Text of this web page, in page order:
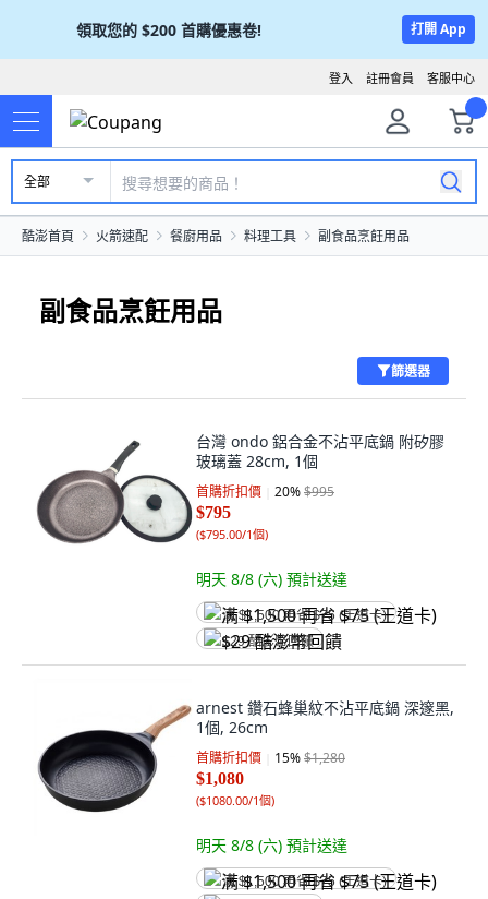
領取您的 $200 首購優惠卷! 打開 App
客服中心
註冊會員
登入
全部
酷澎首頁 火箭速配 餐廚用品 料理工具 副食品烹飪用品
副食品烹飪用品
篩選器
台灣 ondo 鋁合金不沾平底鍋 附矽膠
玻璃蓋 28cm, 1個
首購折扣價 20%$995
$795
($795.00/1個)
明天 8/8 (六) 預計送達
满 $1,500 再省 $75 (王道卡)
$29 酷澎幣回饋
arnest 鑽石蜂巢紋不沾平底鍋 深邃黑,
1個, 26cm
首購折扣價 15%$1,280
$1,080
($1080.00/1個)
明天 8/8 (六) 預計送達
满 $1,500 再省 $75 (王道卡)